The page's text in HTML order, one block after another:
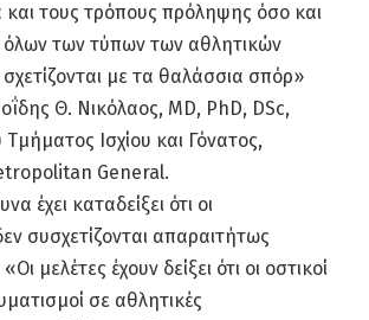
και τους τρόπους πρόληψης όσο και
όλων των τύπων των αθλητικών
με τα θαλάσσια σπόρ»
Θ. Νικόλαος, MD, PhD, DSc,
Ισχίου και Γόνατος,
General.
έχει καταδείξει ότι οι
συσχετίζονται απαραιτήτως
μελέτες έχουν δείξει ότι οι οστικοί
σε αθλητικές